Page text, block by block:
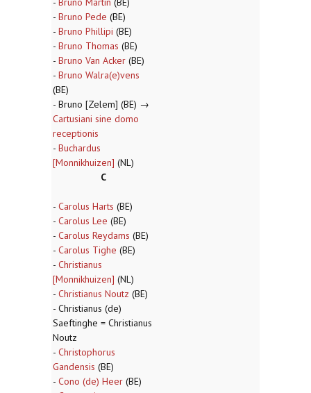
- Bruno Pede (BE)
- Bruno Phillipi (BE)
- Bruno Thomas (BE)
- Bruno Van Acker (BE)
- Bruno Walra(e)vens
(BE)
- Bruno [Zelem] (BE) →
Cartusiani sine domo
receptionis
- Buchardus
[Monnikhuizen] (NL)
C
- Carolus Harts (BE)
- Carolus Lee (BE)
- Carolus Reydams (BE)
- Carolus Tighe (BE)
- Christianus
[Monnikhuizen] (NL)
- Christianus Noutz (BE)
- Christianus (de)
Saeftinghe = Christianus
Noutz
- Christophorus
Gandensis (BE)
- Cono (de) Heer (BE)